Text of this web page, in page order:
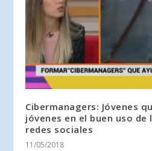
Cibermanagers: Jóvenes
jóvenes en el buen uso
redes sociales
11/05/2018